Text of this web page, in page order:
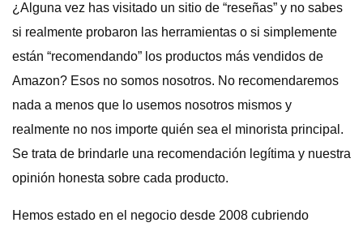
¿Alguna vez has visitado un sitio de “reseñas” y no sabes
si realmente probaron las herramientas o si simplemente
están “recomendando” los productos más vendidos de
Amazon? Esos no somos nosotros. No recomendaremos
nada a menos que lo usemos nosotros mismos y
realmente no nos importe quién sea el minorista principal.
Se trata de brindarle una recomendación legítima y nuestra
opinión honesta sobre cada producto.
Hemos estado en el negocio desde 2008 cubriendo